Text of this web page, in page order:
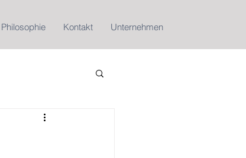
Philosophie Kontakt Unternehmen